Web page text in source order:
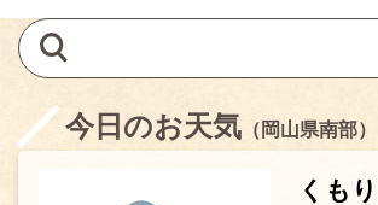
今日のお天気 （岡山県南部）
くもり